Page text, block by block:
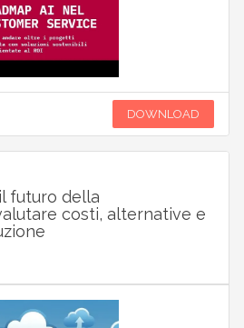
DOWNLOAD
futuro della
costi, alternative e